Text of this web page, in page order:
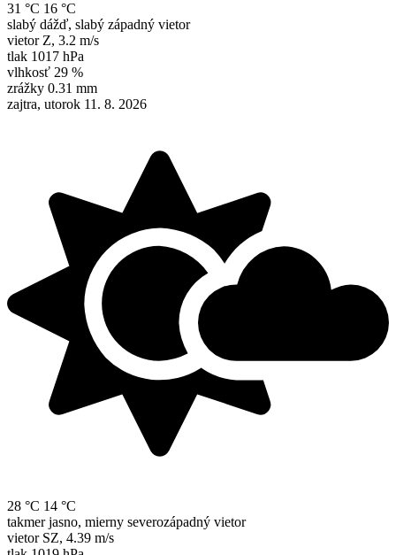
31 °C 16 °C
slabý dážď, slabý západný vietor
vietor Z, 3.2 m/s
tlak 1017 hPa
vlhkosť 29 %
zrážky 0.31 mm
zajtra, utorok 11. 8. 2026
28 °C 14 °C
takmer jasno, mierny severozápadný vietor
vietor SZ, 4.39 m/s